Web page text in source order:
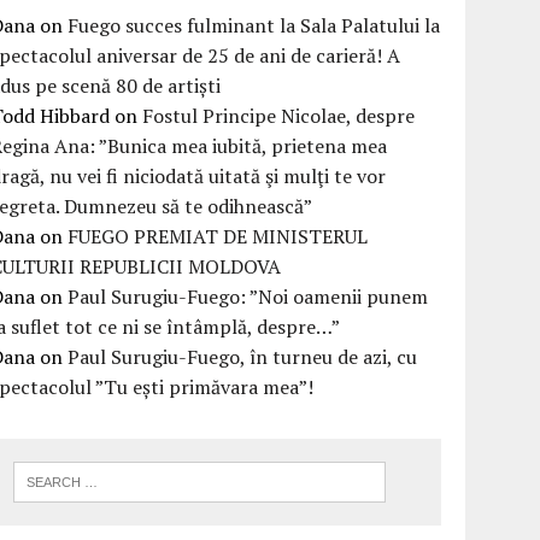
on Fuego succes fulminant la Sala Palatului la
aniversar de 25 de ani de carieră! A
pe scenă 80 de artiști
Hibbard on Fostul Principe Nicolae, despre
Ana: ”Bunica mea iubită, prietena mea
nu vei fi niciodată uitată şi mulţi te vor
Dumnezeu să te odihnească”
on FUEGO PREMIAT DE MINISTERUL
REPUBLICII MOLDOVA
onPaul Surugiu-Fuego: ”Noi oamenii punem
suflet tot ce ni se întâmplă, despre…”
onPaul Surugiu-Fuego, în turneu de azi, cu
”Tu ești primăvara mea”!